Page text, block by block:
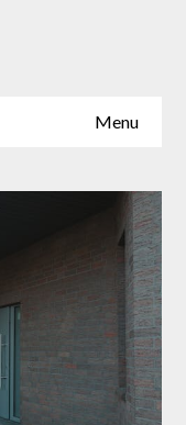
Menu